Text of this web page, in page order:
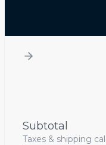
Subtotal
Taxes & shipping